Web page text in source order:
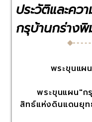
ประวัติและคว
กรุบ้านกร่าง
พระขุนแผน ก
พระขุนแผน"กรุ
สิทธ์แห่งดินแดนยุ